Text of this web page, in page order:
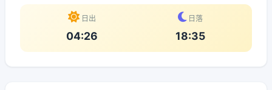
日出
04:26
日落
18:35